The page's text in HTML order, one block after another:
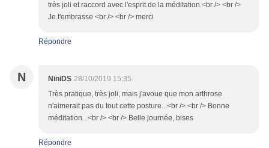
très joli et raccord avec l'esprit de la méditation.<br /> <br />
Je t'embrasse <br /> <br /> merci
Répondre
N NiniDS 28/10/2019 15:35
Très pratique, très joli, mais j'avoue que mon arthrose
n'aimerait pas du tout cette posture...<br /> <br /> Bonne
méditation...<br /> <br /> Belle journée, bises
Répondre